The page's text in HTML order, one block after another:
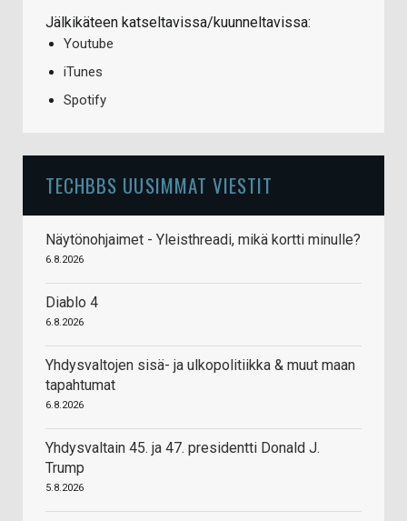
Jälkikäteen katseltavissa/kuunneltavissa:
Youtube
iTunes
Spotify
TECHBBS UUSIMMAT VIESTIT
Näytönohjaimet - Yleisthreadi, mikä kortti minulle?
6.8.2026
Diablo 4
6.8.2026
Yhdysvaltojen sisä- ja ulkopolitiikka & muut maan
tapahtumat
6.8.2026
Yhdysvaltain 45. ja 47. presidentti Donald J.
Trump
5.8.2026